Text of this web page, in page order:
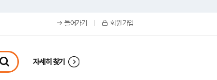
들어가기 회원 가입
자세히 찾기